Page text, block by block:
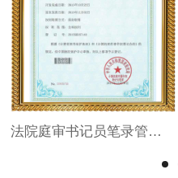
法院庭审书记员笔录管理系统V1.0